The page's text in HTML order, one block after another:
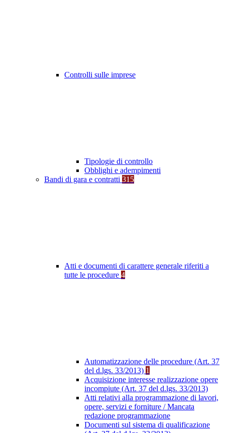
Controlli sulle imprese
Tipologie di controllo
Obblighi e adempimenti
Bandi di gara e contratti 315
Atti e documenti di carattere generale riferiti a
tutte le procedure 4
Automatizzazione delle procedure (Art. 37
del d.lgs. 33/2013) 1
Acquisizione interesse realizzazione opere
incompiute (Art. 37 del d.lgs. 33/2013)
Atti relativi alla programmazione di lavori,
opere, servizi e forniture / Mancata
redazione programmazione
Documenti sul sistema di qualificazione